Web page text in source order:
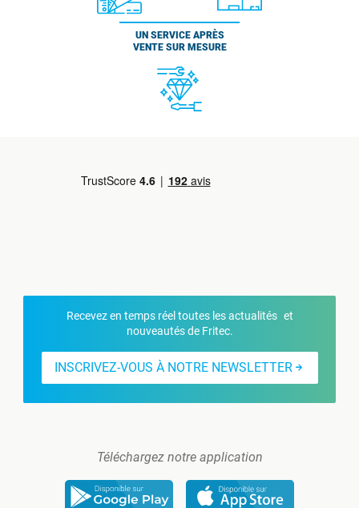
UN SERVICE APRÈS
VENTE SUR MESURE
Recevez en temps réel toutes les actualités et
nouveautés de Fritec.
INSCRIVEZ-VOUS À NOTRE NEWSLETTER
Téléchargez notre application